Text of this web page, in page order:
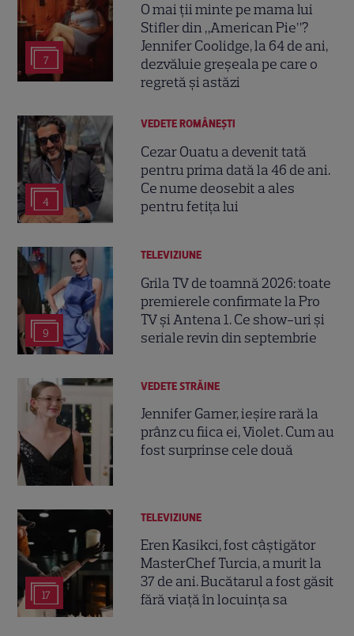
7
O mai ții minte pe mama lui
Stifler din „American Pie”?
Jennifer Coolidge, la 64 de ani,
dezvăluie greșeala pe care o
regretă și astăzi
4
VEDETE ROMÂNEŞTI
Cezar Ouatu a devenit tată
pentru prima dată la 46 de ani.
Ce nume deosebit a ales
pentru fetița lui
9
TELEVIZIUNE
Grila TV de toamnă 2026: toate
premierele confirmate la Pro
TV și Antena 1. Ce show-uri și
seriale revin din septembrie
VEDETE STRĂINE
Jennifer Garner, ieșire rară la
prânz cu fiica ei, Violet. Cum au
fost surprinse cele două
17
TELEVIZIUNE
Eren Kasikci, fost câștigător
MasterChef Turcia, a murit la
37 de ani. Bucătarul a fost găsit
fără viață în locuința sa